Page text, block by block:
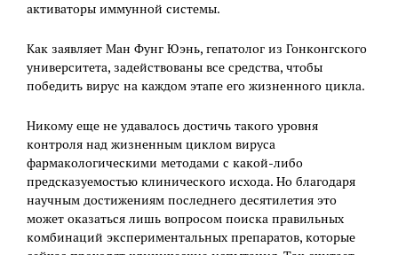
активаторы иммунной системы.
Как заявляет Ман Фунг Юэнь, гепатолог из Гонконгского
университета, задействованы все средства, чтобы
победить вирус на каждом этапе его жизненного цикла.
Никому еще не удавалось достичь такого уровня
контроля над жизненным циклом вируса
фармакологическими методами с какой-либо
предсказуемостью клинического исхода. Но благодаря
научным достижениям последнего десятилетия это
может оказаться лишь вопросом поиска правильных
комбинаций экспериментальных препаратов, которые